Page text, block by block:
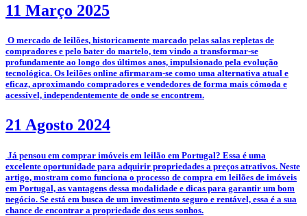
11 Março 2025
­­­­ O mercado de leilões, historicamente marcado pelas salas repletas de
compradores e pelo bater do martelo, tem vindo a transformar-se
profundamente ao longo dos últimos anos, impulsionado pela evolução
tecnológica. Os leilões online afirmaram-se como uma alternativa atual e
eficaz, aproximando compradores e vendedores de forma mais cómoda e
acessível, independentemente de onde se encontrem.
21 Agosto 2024
­ Já pensou em comprar imóveis em leilão em Portugal? Essa é uma
excelente oportunidade para adquirir propriedades a preços atrativos. Neste
artigo, mostram como funciona o processo de compra em leilões de imóveis
em Portugal, as vantagens dessa modalidade e dicas para garantir um bom
negócio. Se está em busca de um investimento seguro e rentável, essa é a sua
chance de encontrar a propriedade dos seus sonhos.